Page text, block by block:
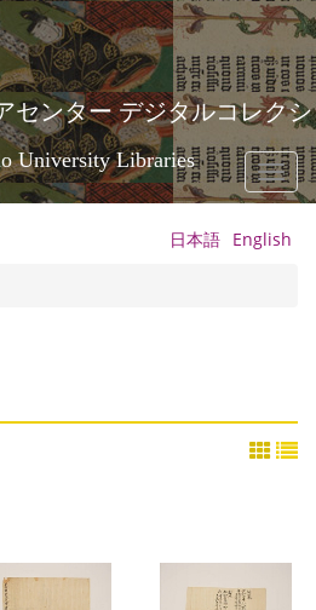
センター デジタルコレクシ
University Libraries
Toggle
日本語 English